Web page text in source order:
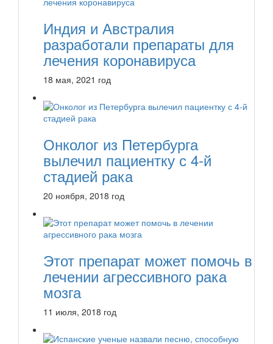
Индия и Австралия
разработали препараты для
лечения коронавируса
18 мая, 2021 год
Онколог из Петербурга
вылечил пациентку с 4-й
стадией рака
20 ноября, 2018 год
Этот препарат может помочь в
лечении агрессивного рака
мозга
11 июля, 2018 год